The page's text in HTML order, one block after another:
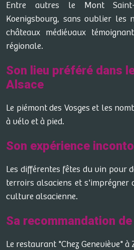
Entre autres le Mont
Koenigsbourg, sans oublier les
châteaux médiévaux
régionale.
Son lieu préféré dans
Alsace
Le piémont des Vosges et les
à vélo et à pied.
Son expérience
Les différentes fêtes du vin pour
terroirs alsaciens et s'imprégner
culture alsacienne.
Sa recommandation
Le restaurant "Chez Geneviève"